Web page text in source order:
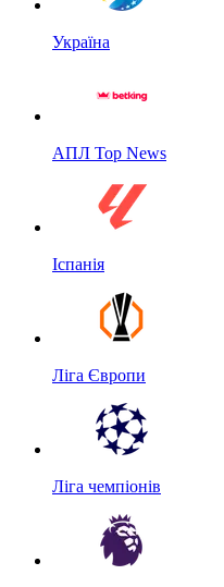
Україна
АПЛ Top News
Іспанія
Ліга Європи
Ліга чемпіонів